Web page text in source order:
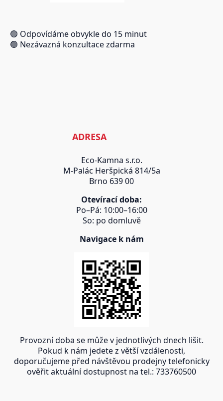
🟢 Odpovídáme obvykle do 15 minut
🟢 Nezávazná konzultace zdarma
ADRESA
Eco-Kamna s.r.o.
M-Palác Heršpická 814/5a
Brno 639 00
Otevírací doba:
Po–Pá: 10:00–16:00
So: po domluvě
Navigace k nám
Provozní doba se může v jednotlivých dnech lišit.
Pokud k nám jedete z větší vzdálenosti,
doporučujeme před návštěvou prodejny telefonicky
ověřit aktuální dostupnost na tel.: 733760500